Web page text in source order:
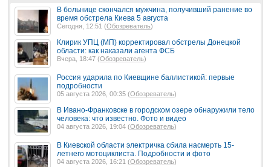
В больнице скончался мужчина, получивший ранение во
время обстрела Киева 5 августа
Сегодня, 12:51 (Обозреватель)
Клирик УПЦ (МП) корректировал обстрелы Донецкой
области: как наказали агента ФСБ
Вчера, 18:47 (Обозреватель)
Россия ударила по Киевщине баллистикой: первые
подробности
05 августа 2026, 00:35 (Обозреватель)
В Ивано-Франковске в городском озере обнаружили тело
человека: что известно. Фото и видео
04 августа 2026, 19:04 (Обозреватель)
В Киевской области электричка сбила насмерть 15-
летнего мотоциклиста. Подробности и фото
04 августа 2026, 16:21 (Обозреватель)